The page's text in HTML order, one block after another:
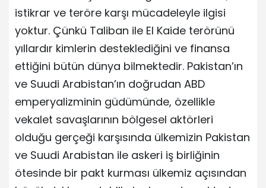
istikrar ve teröre karşı mücadeleyle ilgisi
yoktur. Çünkü Taliban ile El Kaide terörünü
yıllardır kimlerin desteklediğini ve finansa
ettiğini bütün dünya bilmektedir. Pakistan’ın
ve Suudi Arabistan’ın doğrudan ABD
emperyalizminin güdümünde, özellikle
vekalet savaşlarının bölgesel aktörleri
olduğu gerçeği karşısında ülkemizin Pakistan
ve Suudi Arabistan ile askeri iş birliğinin
ötesinde bir pakt kurması ülkemiz açısından